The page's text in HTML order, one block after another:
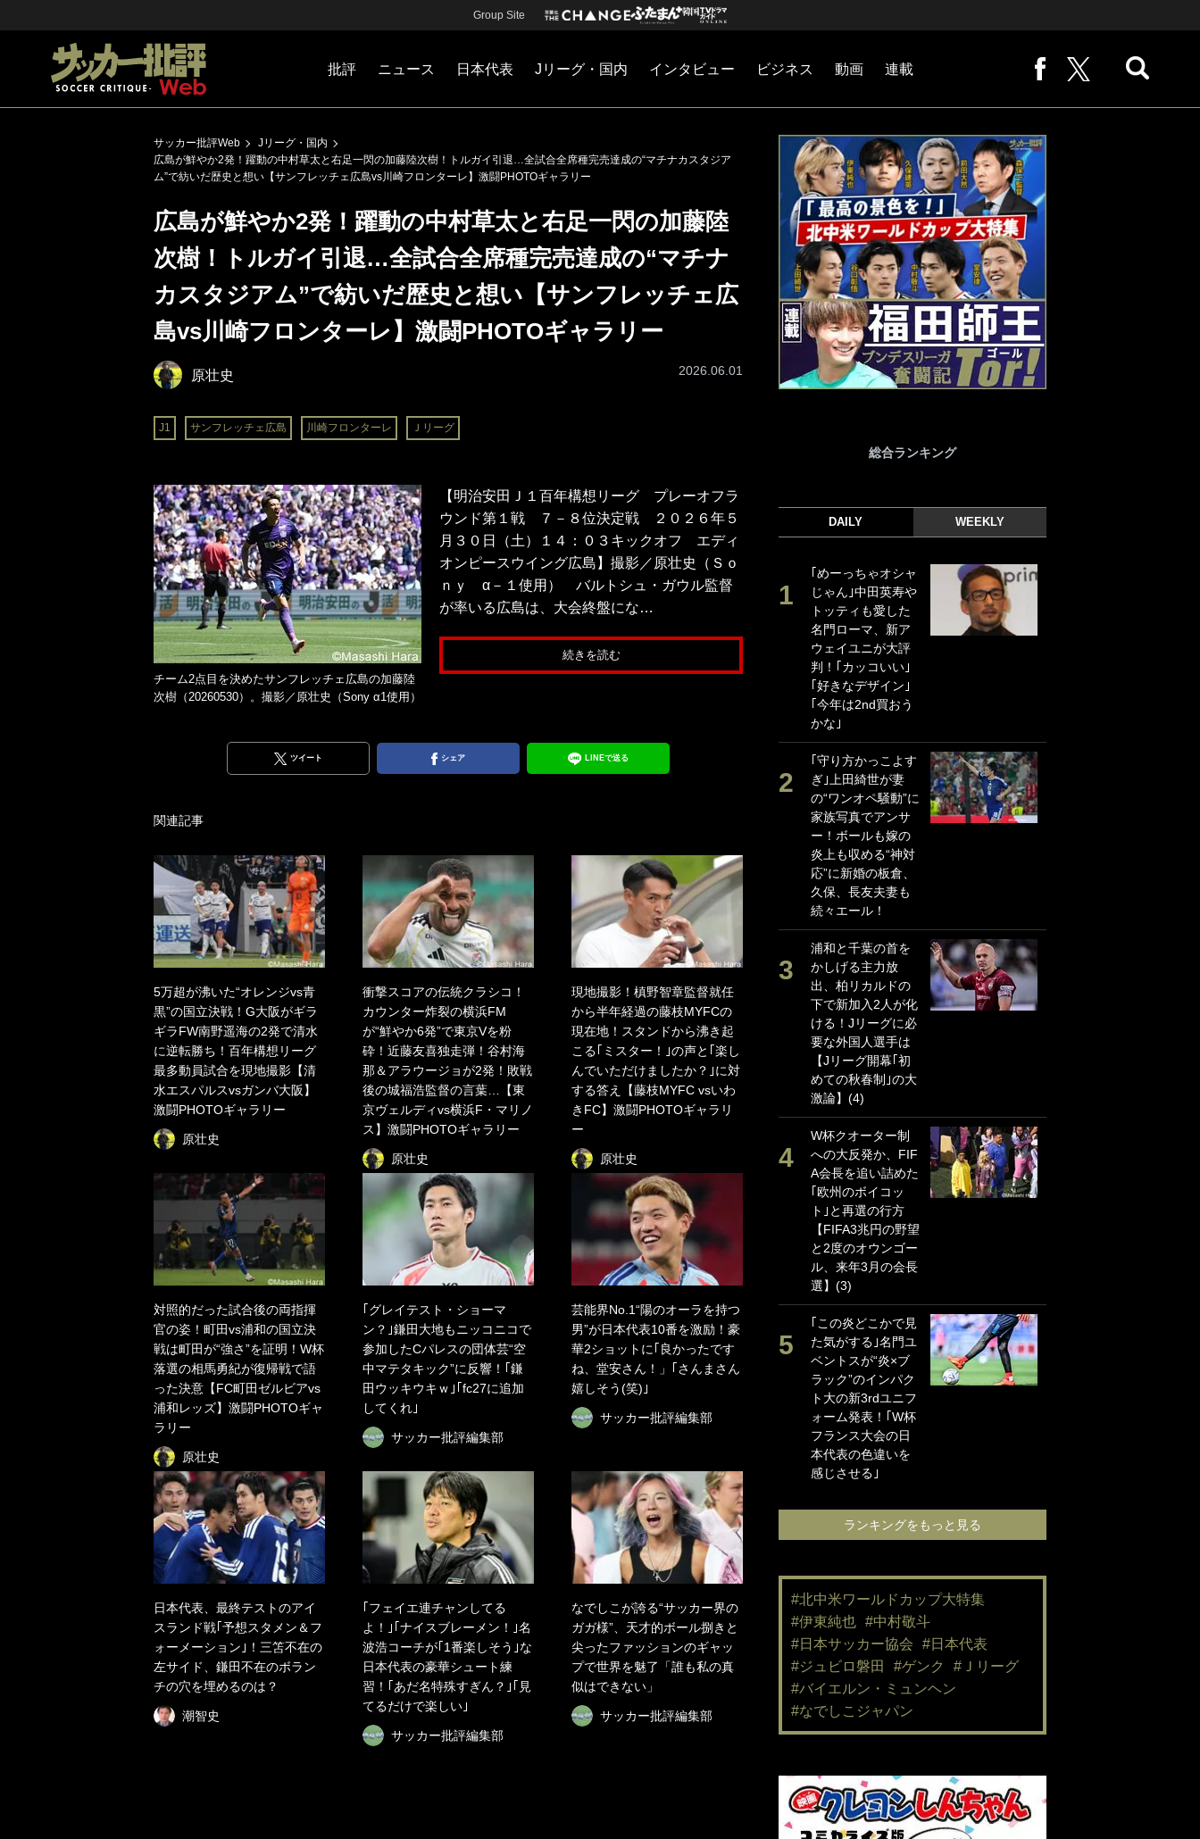
Group Site
批評 ニュース 日本代表 Jリーグ・国内 インタビュー ビジネス 動画 連載
サッカー批評Web
Jリーグ・国内
広島が鮮やか2発！躍動の中村草太と右足一閃の加藤陸次樹！トルガイ引退…全試合全席種完売達成の“マチナカスタジア
ム”で紡いだ歴史と想い【サンフレッチェ広島vs川崎フロンターレ】激闘PHOTOギャラリー
広島が鮮やか2発！躍動の中村草太と右足一閃の加藤陸
次樹！トルガイ引退…全試合全席種完売達成の“マチナ
カスタジアム”で紡いだ歴史と想い【サンフレッチェ広
島vs川崎フロンターレ】激闘PHOTOギャラリー
原壮史
J1 サンフレッチェ広島 川崎フロンターレ Ｊリーグ
2026.06.01
チーム2点目を決めたサンフレッチェ広島の加藤陸
次樹（20260530）。撮影／原壮史（Sony α1使用）
【明治安田Ｊ１百年構想リーグ プレーオフラ
ウンド第１戦 ７－８位決定戦 ２０２６年５
月３０日（土）１４：０３キックオフ エディ
オンピースウイング広島】撮影／原壮史（Ｓｏ
ｎｙ α－１使用） バルトシュ・ガウル監督
が率いる広島は、大会終盤にな…
続きを読む
ツイート シェア LINEで送る
関連記事
5万超が沸いた“オレンジvs青
黒”の国立決戦！G大阪がギラ
ギラFW南野遥海の2発で清水
に逆転勝ち！百年構想リーグ
最多動員試合を現地撮影【清
水エスパルスvsガンバ大阪】
激闘PHOTOギャラリー
原壮史
衝撃スコアの伝統クラシコ！
カウンター炸裂の横浜FM
が“鮮やか6発”で東京Vを粉
砕！近藤友喜独走弾！谷村海
那＆アラウージョが2発！敗戦
後の城福浩監督の言葉…【東
京ヴェルディvs横浜F・マリノ
ス】激闘PHOTOギャラリー
原壮史
現地撮影！槙野智章監督就任
から半年経過の藤枝MYFCの
現在地！スタンドから沸き起
こる｢ミスター！｣の声と｢楽し
んでいただけましたか？｣に対
する答え【藤枝MYFC vsいわ
きFC】激闘PHOTOギャラリ
ー
原壮史
対照的だった試合後の両指揮
官の姿！町田vs浦和の国立決
戦は町田が“強さ”を証明！W杯
落選の相馬勇紀が復帰戦で語
った決意【FC町田ゼルビアvs
浦和レッズ】激闘PHOTOギャ
ラリー
原壮史
｢グレイテスト・ショーマ
ン？｣鎌田大地もニッコニコで
参加したCパレスの団体芸“空
中マテタキック”に反響！｢鎌
田ウッキウキｗ｣｢fc27に追加
してくれ｣
サッカー批評編集部
芸能界No.1“陽のオーラを持つ
男”が日本代表10番を激励！豪
華2ショットに｢良かったです
ね、堂安さん！」｢さんまさん
嬉しそう(笑)｣
サッカー批評編集部
日本代表、最終テストのアイ
スランド戦｢予想スタメン＆フ
ォーメーション｣！三笘不在の
左サイド、鎌田不在のボラン
チの穴を埋めるのは？
潮智史
｢フェイエ連チャンしてる
よ！｣｢ナイスブレーメン！｣名
波浩コーチが｢1番楽しそう｣な
日本代表の豪華シュート練
習！｢あだ名特殊すぎん？｣｢見
てるだけで楽しい｣
サッカー批評編集部
なでしこが誇る“サッカー界の
ガガ様”、天才的ボール捌きと
尖ったファッションのギャッ
プで世界を魅了「誰も私の真
似はできない」
サッカー批評編集部
総合ランキング
DAILY WEEKLY
｢めーっちゃオシャ
じゃん｣中田英寿や
トッティも愛した
名門ローマ、新ア
ウェイユニが大評
判！｢カッコいい｣
｢好きなデザイン｣
｢今年は2nd買おう
かな｣
｢守り方かっこよす
ぎ｣上田綺世が妻
の“ワンオペ騒動”に
家族写真でアンサ
ー！ボールも嫁の
炎上も収める“神対
応”に新婚の板倉、
久保、長友夫妻も
続々エール！
浦和と千葉の首を
かしげる主力放
出、柏リカルドの
下で新加入2人が化
ける！Jリーグに必
要な外国人選手は
【Jリーグ開幕｢初
めての秋春制｣の大
激論】(4)
W杯クオーター制
への大反発か、FIF
A会長を追い詰めた
｢欧州のボイコッ
ト｣と再選の行方
【FIFA3兆円の野望
と2度のオウンゴー
ル、来年3月の会長
選】(3)
｢この炎どこかで見
た気がする｣名門ユ
ベントスが“炎×ブ
ラック”のインパク
ト大の新3rdユニフ
ォーム発表！｢W杯
フランス大会の日
本代表の色違いを
感じさせる｣
ランキングをもっと見る
#北中米ワールドカップ大特集
#伊東純也 #中村敬斗
#日本サッカー協会
#日本代表
#ジュビロ磐田
#ゲンク
#Ｊリーグ
#バイエルン・ミュンヘン
#なでしこジャパン